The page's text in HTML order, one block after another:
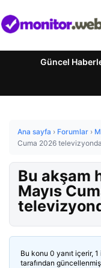
Güncel
Ana sayfa › Forumlar ›
Cuma 2026
Bu akşam
Mayıs
Bu konu 0 yanıt içerir,
tarafından